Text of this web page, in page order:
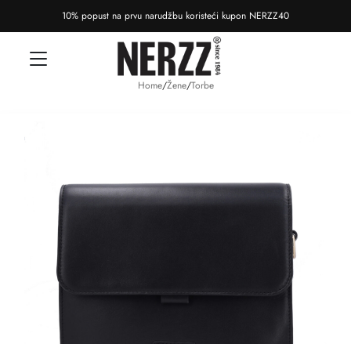
10% popust na prvu narudžbu koristeći kupon NERZZ40
Home/Žene/Torbe